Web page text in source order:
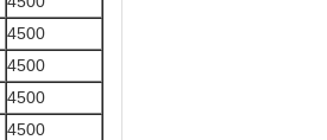
4500
4500
4500
4500